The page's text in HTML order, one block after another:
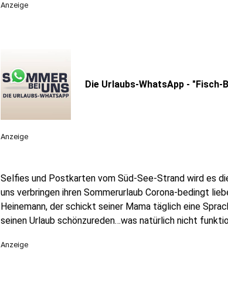
Anzeige
Die Urlaubs-WhatsApp - "Fisch-
Anzeige
Selfies und Postkarten vom Süd-See-Strand wird es
uns verbringen ihren Sommerurlaub Corona-bedingt
Heinemann, der schickt seiner Mama täglich eine
seinen Urlaub schönzureden…was natürlich nicht
Anzeige